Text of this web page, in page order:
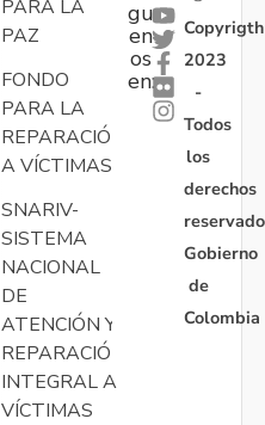
PARA LA
PAZ
FONDO
PARA LA
REPARACIÓN
A VÍCTIMAS
SNARIV-
SISTEMA
NACIONAL
DE
ATENCIÓN Y
REPARACIÓN
INTEGRAL A
VÍCTIMAS
gu
en
os
en:
Copyrigth
2023
-
Todos
los
derechos
Gobierno
de
Colombia